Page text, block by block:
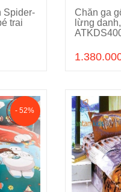
Spider-
trai
Chăn ga
lừng
- 52%